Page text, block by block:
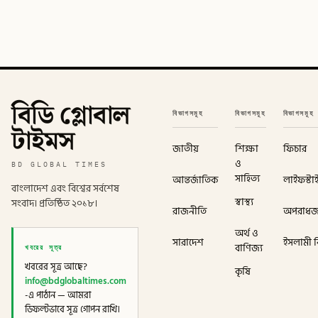
বিডি গ্লোবাল
টাইমস
BD GLOBAL TIMES
বাংলাদেশ এবং বিশ্বের সর্বশেষ
সংবাদ। প্রতিষ্ঠিত ২০১৮।
খবরের সূত্র
খবরের সূত্র আছে?
info@bdglobaltimes.com
-এ পাঠান — আমরা
ডিফল্টভাবে সূত্র গোপন রাখি।
বিভাগসমূহ
জাতীয়
আন্তর্জাতিক
রাজনীতি
সারাদেশ
বিভাগসমূহ
শিক্ষা
ও
সাহিত্য
স্বাস্থ্য
অর্থ ও
বাণিজ্য
কৃষি
বিভাগসমূহ
ফিচার
ইসলামী